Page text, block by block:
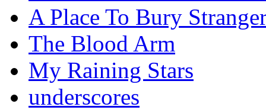
A Place To Bury
The Blood Arm
My Raining Stars
underscores